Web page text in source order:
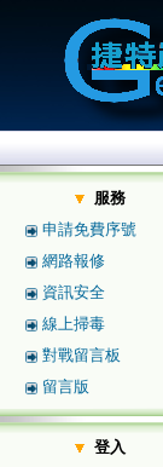
服務
申請免費序號
網路報修
資訊安全
線上掃毒
對戰留言板
留言版
登入